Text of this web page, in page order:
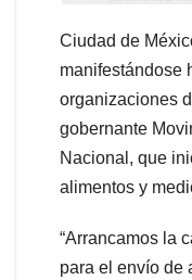
Ciudad de
manifestándose
organizaciones
gobernante
Nacional, que
alimentos y
“Arrancamos la
para el envío de